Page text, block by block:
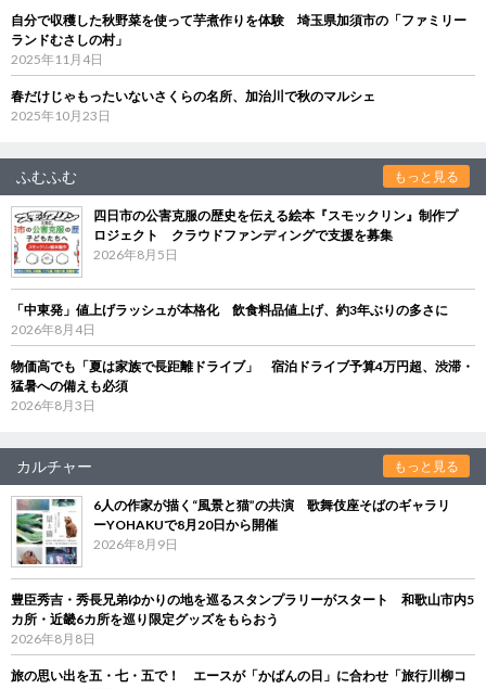
自分で収穫した秋野菜を使って芋煮作りを体験 埼玉県加須市の「ファミリー
ランドむさしの村」
2025年11月4日
春だけじゃもったいないさくらの名所、加治川で秋のマルシェ
2025年10月23日
ふむふむ もっと見る
四日市の公害克服の歴史を伝える絵本『スモックリン』制作プ
ロジェクト クラウドファンディングで支援を募集
2026年8月5日
「中東発」値上げラッシュが本格化 飲食料品値上げ、約3年ぶりの多さに
2026年8月4日
物価高でも「夏は家族で長距離ドライブ」 宿泊ドライブ予算4万円超、渋滞・
猛暑への備えも必須
2026年8月3日
カルチャー もっと見る
6人の作家が描く“風景と猫”の共演 歌舞伎座そばのギャラリ
ーYOHAKUで8月20日から開催
2026年8月9日
豊臣秀吉・秀長兄弟ゆかりの地を巡るスタンプラリーがスタート 和歌山市内5
カ所・近畿6カ所を巡り限定グッズをもらおう
2026年8月8日
旅の思い出を五・七・五で！ エースが「かばんの日」に合わせ「旅行川柳コ